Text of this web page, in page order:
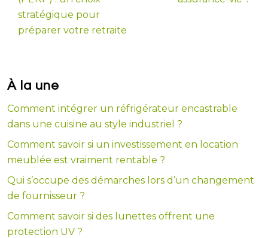
stratégique pour
préparer votre retraite
À la une
Comment intégrer un réfrigérateur encastrable
dans une cuisine au style industriel ?
Comment savoir si un investissement en location
meublée est vraiment rentable ?
Qui s’occupe des démarches lors d’un changement
de fournisseur ?
Comment savoir si des lunettes offrent une
protection UV ?